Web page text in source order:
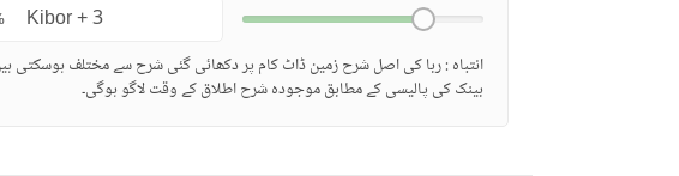
انتباہ : ربا کی اصل شرح زمین ڈاٹ کام پر دکھائی گئی شرح سے مختلف ہوسکتی
بینک کی پالیسی کے مطابق موجودہ شرح اطلاق کے وقت لاگو ہوگی۔